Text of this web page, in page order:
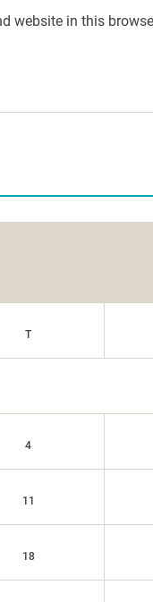
website in this
T
4
11
18